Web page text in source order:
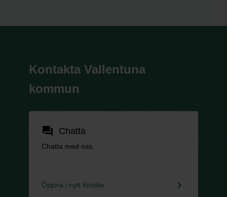
Kontakta Vallentuna
kommun
forum Chatta
Chatta med oss.
Öppna i nytt fönster keyboard_arrow_right